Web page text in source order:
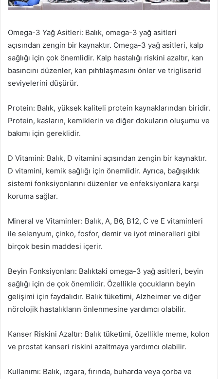
Omega-3 Yağ Asitleri: Balık, omega-3 yağ asitleri
açısından zengin bir kaynaktır. Omega-3 yağ asitleri, kalp
sağlığı için çok önemlidir. Kalp hastalığı riskini azaltır, kan
basıncını düzenler, kan pıhtılaşmasını önler ve trigliserid
seviyelerini düşürür.
Protein: Balık, yüksek kaliteli protein kaynaklarından biridir.
Protein, kasların, kemiklerin ve diğer dokuların oluşumu ve
bakımı için gereklidir.
D Vitamini: Balık, D vitamini açısından zengin bir kaynaktır.
D vitamini, kemik sağlığı için önemlidir. Ayrıca, bağışıklık
sistemi fonksiyonlarını düzenler ve enfeksiyonlara karşı
koruma sağlar.
Mineral ve Vitaminler: Balık, A, B6, B12, C ve E vitaminleri
ile selenyum, çinko, fosfor, demir ve iyot mineralleri gibi
birçok besin maddesi içerir.
Beyin Fonksiyonları: Balıktaki omega-3 yağ asitleri, beyin
sağlığı için de çok önemlidir. Özellikle çocukların beyin
gelişimi için faydalıdır. Balık tüketimi, Alzheimer ve diğer
nörolojik hastalıkların önlenmesine yardımcı olabilir.
Kanser Riskini Azaltır: Balık tüketimi, özellikle meme, kolon
ve prostat kanseri riskini azaltmaya yardımcı olabilir.
Kullanımı: Balık, ızgara, fırında, buharda veya çorba ve